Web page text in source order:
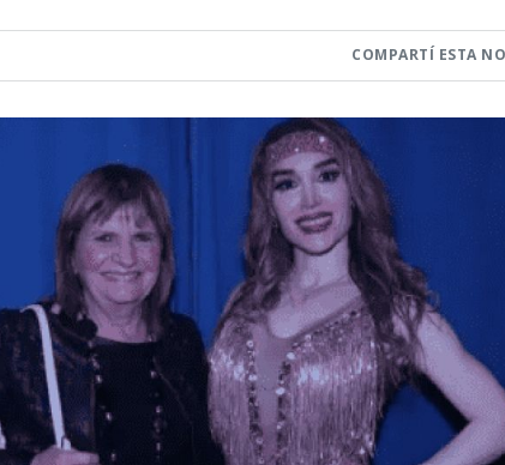
COMPARTÍ ESTA